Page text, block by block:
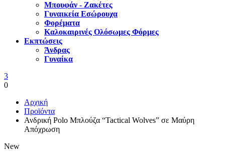
Μπουφάν - Ζακέτες
Γυναικεία Εσώρουχα
Φορέματα
Καλοκαιρινές Ολόσωμες Φόρμες
Εκπτώσεις
Άνδρας
Γυναίκα
3
0
Αρχική
Προϊόντα
Ανδρική Polo Μπλούζα “Tactical Wolves” σε Μαύρη
Απόχρωση
New